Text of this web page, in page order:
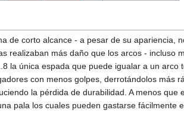
de corto alcance - a pesar de su apariencia,
realizaban más daño que los arcos - incluso
la única espada que puede igualar a un
con menos golpes, derrotándolos más
la pérdida de durabilidad. A menos
pala los cuales pueden gastarse